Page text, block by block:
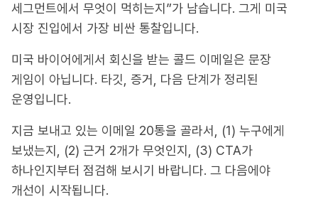
세그먼트에서 무엇이 먹히는지”가 남습니다. 그게 미국
시장 진입에서 가장 비싼 통찰입니다.
미국 바이어에게서 회신을 받는 콜드 이메일은 문장
게임이 아닙니다. 타깃, 증거, 다음 단계가 정리된
운영입니다.
지금 보내고 있는 이메일 20통을 골라서, (1) 누구에게
보냈는지, (2) 근거 2개가 무엇인지, (3) CTA가
하나인지부터 점검해 보시기 바랍니다. 그 다음에야
개선이 시작됩니다.